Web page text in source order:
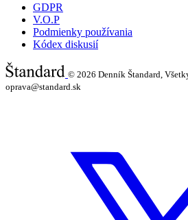
GDPR
V.O.P
Podmienky používania
Kódex diskusií
© 2026 Denník Štandard,
oprava@standard.sk